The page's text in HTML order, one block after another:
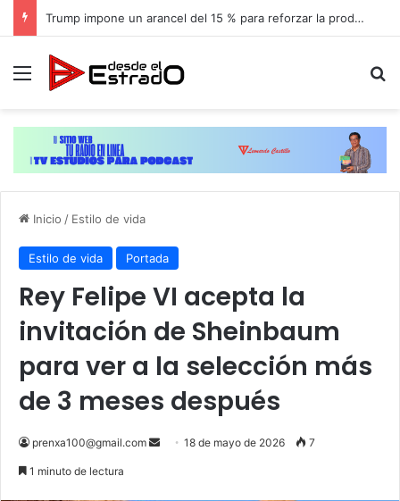
Trump impone un arancel del 15 % para reforzar la producción de paneles solares en EEUU
Menú
Inicio / Estilo de vida
Estilo de vida Portada
Rey Felipe VI acepta la
invitación de Sheinbaum
para ver a la selección más
de 3 meses después
prenxa100@gmail.com
Send18 de mayo de 2026 7
1 minuto de lectura